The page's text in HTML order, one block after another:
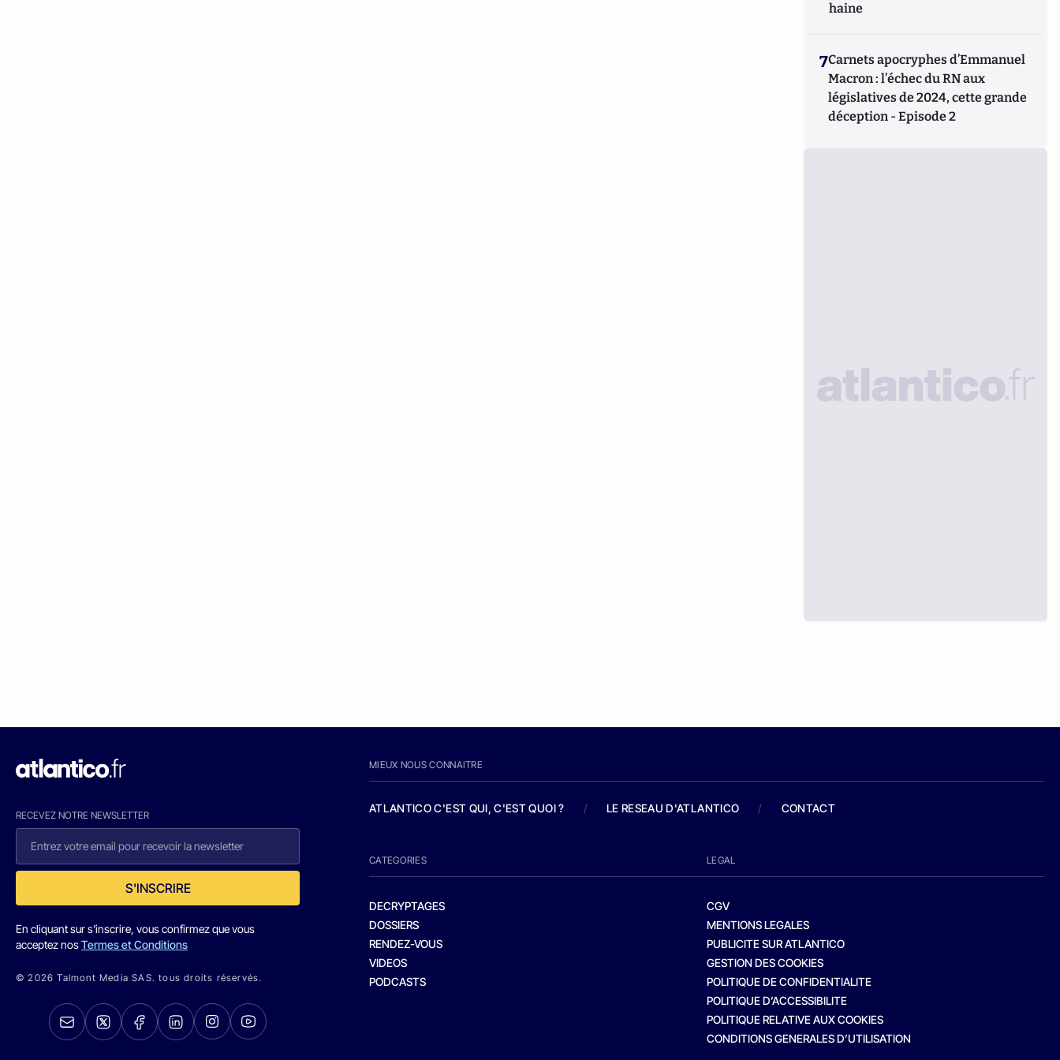
haine
7Carnets apocryphes d’Emmanuel
Macron : l’échec du RN aux
législatives de 2024, cette grande
déception - Episode 2
RECEVEZ NOTRE NEWSLETTER
S'INSCRIRE
En cliquant sur s'inscrire, vous confirmez que vous
acceptez nosTermes et Conditions
© 2026 Talmont Media SAS. tous droits réservés.
MIEUX NOUS CONNAITRE
ATLANTICO C'EST QUI, C'EST QUOI ? / LE RESEAU D'ATLANTICO / CONTACT
CATEGORIES
DECRYPTAGES
DOSSIERS
RENDEZ-VOUS
VIDEOS
PODCASTS
LEGAL
CGV
MENTIONS LEGALES
PUBLICITE SUR ATLANTICO
GESTION DES COOKIES
POLITIQUE DE CONFIDENTIALITE
POLITIQUE D’ACCESSIBILITE
POLITIQUE RELATIVE AUX COOKIES
CONDITIONS GENERALES D’UTILISATION